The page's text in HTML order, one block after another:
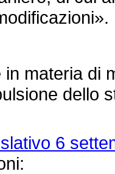
in materia di
dello
6